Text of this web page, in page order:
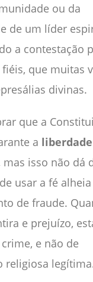
ou da
de um líder
a contestação
que muitas
divinas.
que a
a liberdade
mas isso não dá
usar a fé
de fraude.
e prejuízo,
e não de
religiosa